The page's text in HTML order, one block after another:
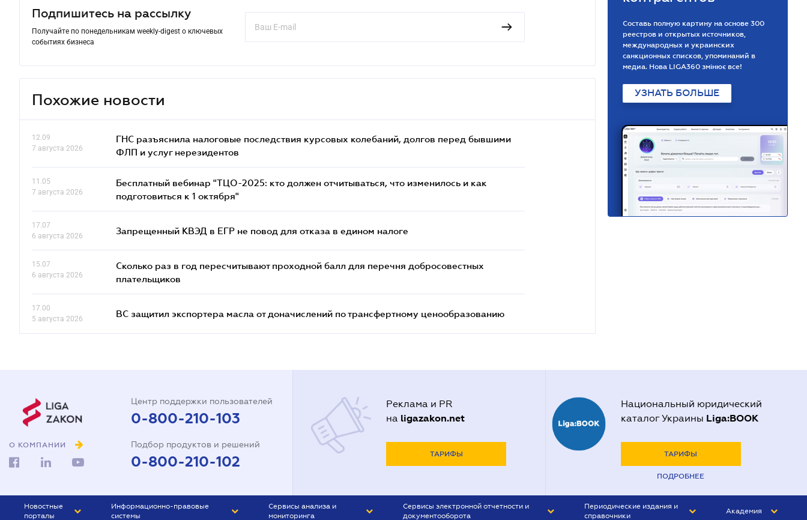
Подпишитесь на рассылку
Получайте по понедельникам weekly-digest о ключевых
событиях бизнеса
Похожие новости
12.09
7 августа 2026
ГНС разъяснила налоговые последствия курсовых колебаний, долгов перед бывшими
ФЛП и услуг нерезидентов
11.05
7 августа 2026
Бесплатный вебинар "ТЦО-2025: кто должен отчитываться, что изменилось и как
подготовиться к 1 октября"
17.07
6 августа 2026
Запрещенный КВЭД в ЕГР не повод для отказа в едином налоге
15.07
6 августа 2026
Сколько раз в год пересчитывают проходной балл для перечня добросовестных
плательщиков
17.00
5 августа 2026
ВС защитил экспортера масла от доначислений по трансфертному ценообразованию
Составь полную картину на основе 300
реестров и открытых источников,
международных и украинских
санкционных списков, упоминаний в
медиа. Нова LIGA360 змінює все!
УЗНАТЬ БОЛЬШЕ
О КОМПАНИИ
Центр поддержки пользователей
0-800-210-103
Подбор продуктов и решений
0-800-210-102
Реклама и PR
на ligazakon.net
ТАРИФЫ
Национальный юридический
каталог Украины Liga:BOOK
ТАРИФЫ
ПОДРОБНЕЕ
Новостные
порталы
Информационно-правовые
системы
Сервисы анализа и
мониторинга
Сервисы электронной отчетности и
документооборота
Периодические издания и
справочники
Академия